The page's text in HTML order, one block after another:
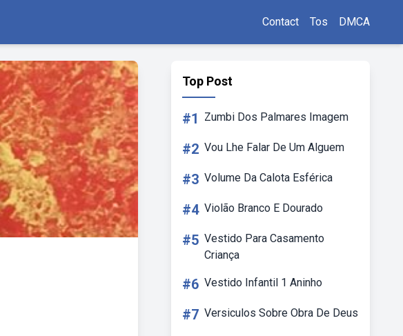
Contact Tos DMCA
Top Post
#1 Zumbi Dos Palmares Imagem
#2 Vou Lhe Falar De Um Alguem
#3 Volume Da Calota Esférica
#4 Violão Branco E Dourado
#5 Vestido Para Casamento
Criança
#6 Vestido Infantil 1 Aninho
#7 Versiculos Sobre Obra De Deus